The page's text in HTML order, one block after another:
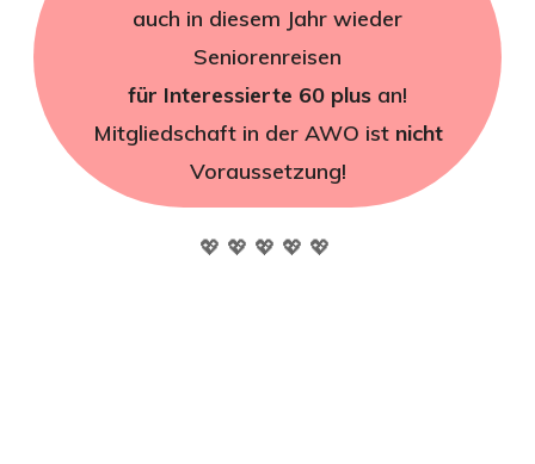
auch in diesem Jahr wieder
Seniorenreisen
für Interessierte 60 plus an!
Mitgliedschaft in der AWO ist nicht
Voraussetzung!
💖 💖 💖 💖 💖